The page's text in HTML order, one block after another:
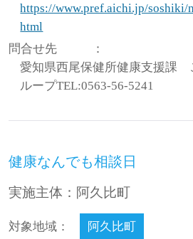
https://www.pref.aichi.jp/soshiki/
html
問合せ先
：
愛知県西尾保健所健康支援課
ループTEL:0563-56-5241
健康なんでも相談日
実施主体：阿久比町
対象地域： 阿久比町